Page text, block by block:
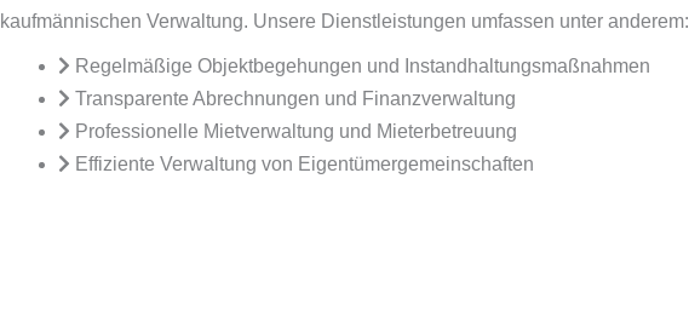
kaufmännischen Verwaltung. Unsere Dienstleistungen umfassen unter anderem:
Regelmäßige Objektbegehungen und Instandhaltungsmaßnahmen
Transparente Abrechnungen und Finanzverwaltung
Professionelle Mietverwaltung und Mieterbetreuung
Effiziente Verwaltung von Eigentümergemeinschaften